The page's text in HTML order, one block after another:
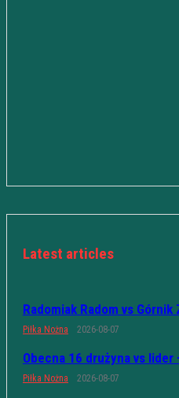
Latest articles
Radomiak Radom vs
Piłka Nożna 2026-08-07
Obecna 16 drużyna vs
Piłka Nożna 2026-08-07